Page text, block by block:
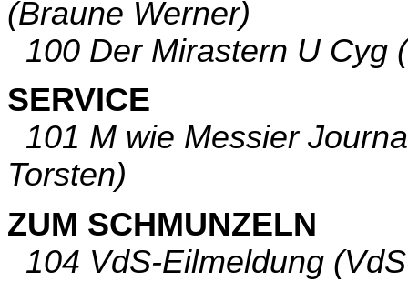
(Braune Werner)
100 Der Mirastern U Cyg
SERVICE
101 M wie Messier
Torsten)
ZUM SCHMUNZELN
104 VdS-Eilmeldung